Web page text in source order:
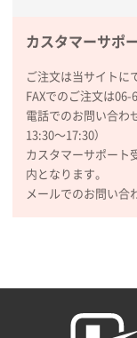
カスタマーサポ
ご注文は当サイトに
FAXでのご注文は06-
電話でのお問い合わ
13:30〜17:30）
カスタマーサポート
内となります。
メールでのお問い合